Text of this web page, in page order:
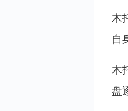
木
自
木
盘